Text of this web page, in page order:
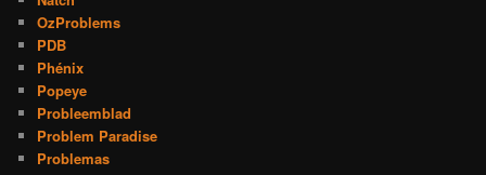
OzProblems
PDB
Phénix
Popeye
Probleemblad
Problem Paradise
Problemas